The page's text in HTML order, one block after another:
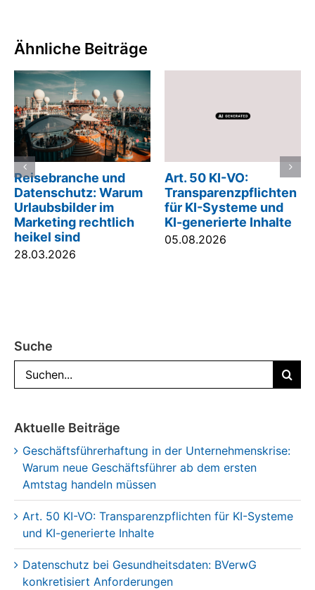
Ähnliche Beiträge
Reisebranche und
Datenschutz: Warum
Urlaubsbilder im
Marketing rechtlich
heikel sind
28.03.2026
Art. 50 KI-VO:
Transparenzpflichten
für KI-Systeme und
KI-generierte Inhalte
05.08.2026
Suche
Suche
nach:
Aktuelle Beiträge
Geschäftsführerhaftung in der Unternehmenskrise:
Warum neue Geschäftsführer ab dem ersten
Amtstag handeln müssen
Art. 50 KI-VO: Transparenzpflichten für KI-Systeme
und KI-generierte Inhalte
Datenschutz bei Gesundheitsdaten: BVerwG
konkretisiert Anforderungen